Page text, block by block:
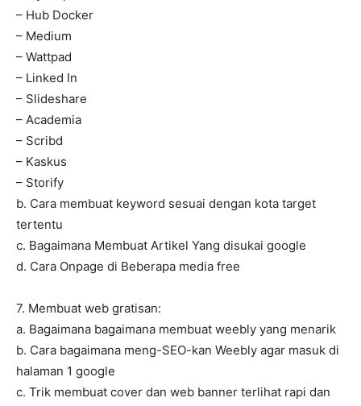
– Hub Docker
– Medium
– Wattpad
– Linked In
– Slideshare
– Academia
– Scribd
– Kaskus
– Storify
b. Cara membuat keyword sesuai dengan kota target
tertentu
c. Bagaimana Membuat Artikel Yang disukai google
d. Cara Onpage di Beberapa media free
7. Membuat web gratisan:
a. Bagaimana bagaimana membuat weebly yang menarik
b. Cara bagaimana meng-SEO-kan Weebly agar masuk di
halaman 1 google
c. Trik membuat cover dan web banner terlihat rapi dan